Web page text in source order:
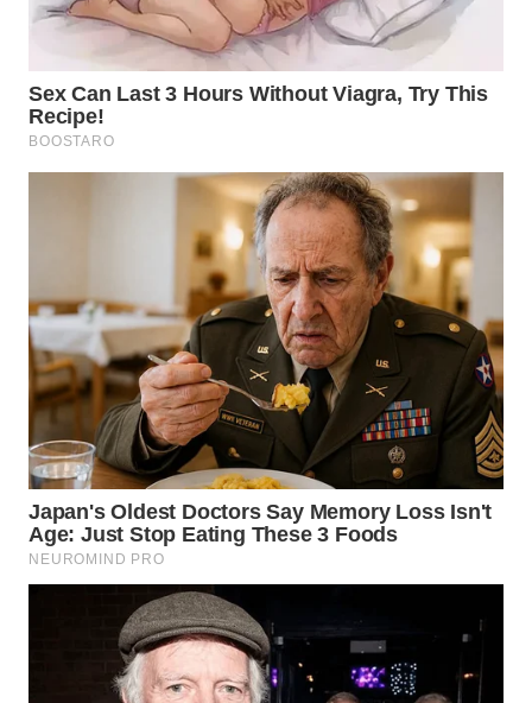
WN
WN
TAPANULI
TENGAH
WN
TEBING
TINGGI
PAKPAK
WN
KARAWANG